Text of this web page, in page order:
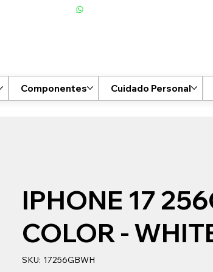
Componentes Cuidado Personal
IPHONE 17
COLOR -
SKU: SKU
17256GBWH
17256GBWH